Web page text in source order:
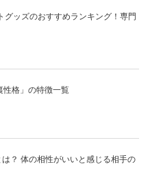
グッズのおすすめランキング！専門
性格」の特徴一覧
は？ 体の相性がいいと感じる相手の